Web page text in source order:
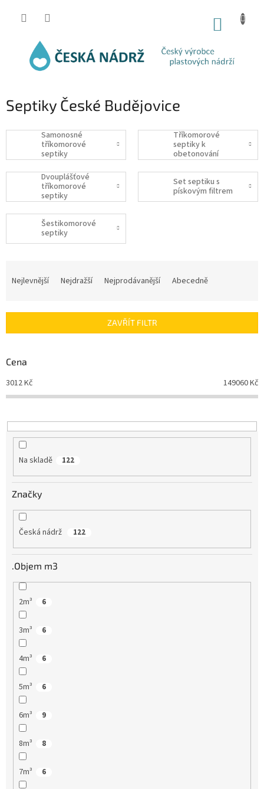
Septiky České Budějovice
Samonosné
tříkomorové
septiky
Tříkomorové
septiky k
obetonování
Dvouplášťové
tříkomorové
septiky
Set septiku s
pískovým filtrem
Šestikomorové
septiky
í
r
o
d
u
t
ů
Nejlevnější Nejdražší Nejprodávanější Abecedně
ZAVŘÍT FILTR
Cena
3012Kč 149060Kč
Na skladě 122
Značky
Česká nádrž 122
.Objem m3
2m³ 6
3m³ 6
4m³ 6
5m³ 6
6m³ 9
8m³ 8
7m³ 6